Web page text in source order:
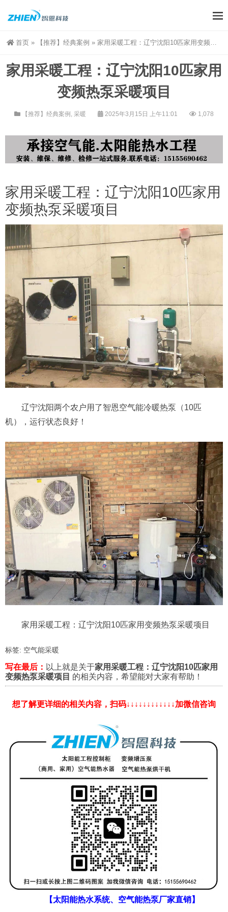
首页 » 【推荐】经典案例 » 家用采暖工程：辽宁沈阳10匹家用变频热泵采暖项目
家用采暖工程：辽宁沈阳10匹家用
变频热泵采暖项目
【推荐】经典案例 , 采暖 2025年3月15日 上午11:01 1,078
家用采暖工程：辽宁沈阳10匹家用
变频热泵采暖项目
辽宁沈阳两个农户用了智恩空气能冷暖热泵（10匹
机），运行状态良好！
家用采暖工程：辽宁沈阳10匹家用变频热泵采暖项目
标签: 空气能采暖
写在最后： 以上就是关于家用采暖工程：辽宁沈阳10匹家用
变频热泵采暖项目 的相关内容，希望能对大家有帮助！
想了解更详细的相关内容，扫码↓↓↓↓↓↓↓↓↓↓↓↓加微信咨询
【太阳能热水系统、空气能热泵厂家直销】